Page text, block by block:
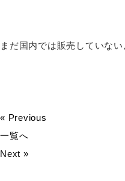
まだ国内では販売していな
« Previous
一覧へ
Next »